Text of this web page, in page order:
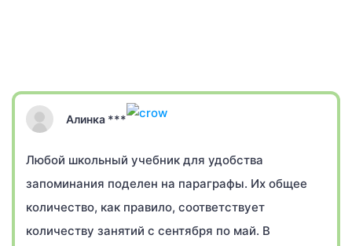
Алинка ***
Любой школьный учебник для удобства
запоминания поделен на параграфы. Их общее
количество, как правило, соответствует
количеству занятий с сентября по май. В